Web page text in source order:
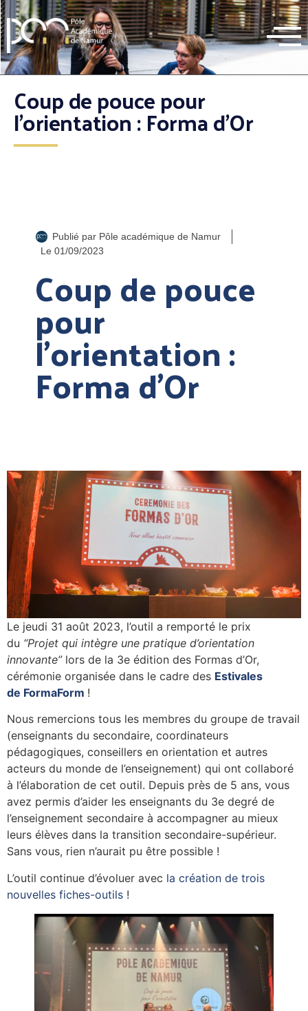
Coup de pouce pour
l’orientation : Forma d’Or
Publié par Pôle académique de Namur
Le 01/09/2023
Coup de pouce
pour
l’orientation :
Forma d’Or
Le jeudi 31 août 2023, l’outil a remporté le prix
du “Projet qui intègre une pratique d’orientation
innovante”lors de la 3e édition des Formas d’Or,
cérémonie organisée dans le cadre des Estivales
de FormaForm !
Nous remercions tous les membres du groupe de travail
(enseignants du secondaire, coordinateurs
pédagogiques, conseillers en orientation et autres
acteurs du monde de l’enseignement) qui ont collaboré
à l’élaboration de cet outil. Depuis près de 5 ans, vous
avez permis d’aider les enseignants du 3e degré de
l’enseignement secondaire à accompagner au mieux
leurs élèves dans la transition secondaire-supérieur.
Sans vous, rien n’aurait pu être possible !
L’outil continue d’évoluer avec la création de trois
nouvelles fiches-outils !